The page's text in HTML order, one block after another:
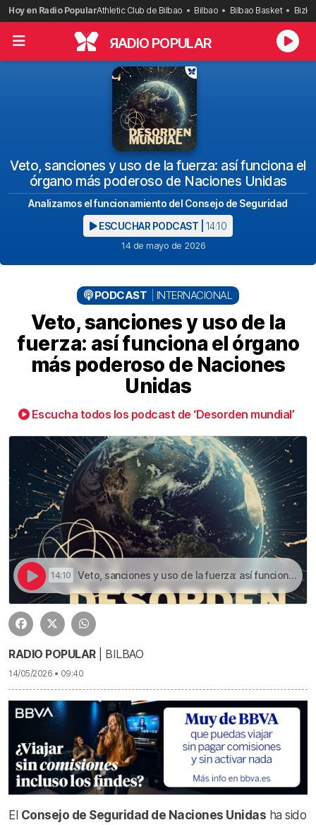
Saltar
al
contenido
Hoy en Radio PopularAthletic Club de Bilbao Bilbao Bilbao Basket
RADIO POPULAR
Veto, sanciones y uso de la fuerza: así funciona el
órgano más poderoso de Naciones Unidas
Analizamos el funcionamiento del Consejo de Seguridad
ESCUCHAR PODCAST | 14:10
14 de mayo de 2026
PODCAST INTERNACIONAL
Veto, sanciones y uso de la
fuerza: así funciona el órgano
más poderoso de Naciones
Unidas
Escucha todos los podcast de ‘Desorden mundial’
14:10 Veto, sanciones y uso de la fuerza: así funciona el órgano más poderoso de Naciones Unidas | Veto, sanciones y uso de la fuerza: así funciona el órgano más poderoso de Naciones Unidas
RADIO POPULAR| BILBAO
14/05/2026 • 09:40
El Consejo de Seguridad de Naciones Unidas ha sido